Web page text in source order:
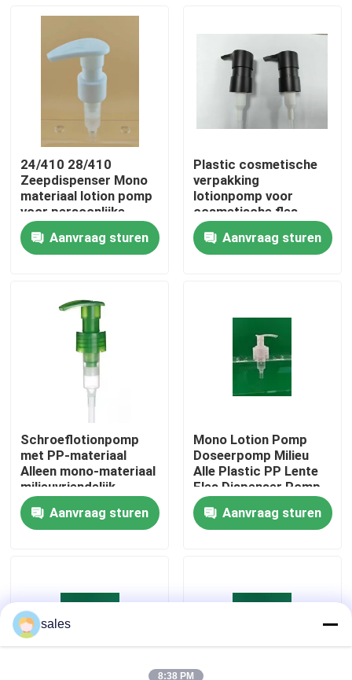
Thuis
Fabriekstocht
Kwaliteitscontrole
Neem contact met ons op
Nieuws
De Spuitbus van de parfumpomp
De spuitbus van de trekkerpomp
24/410 28/410
Zeepdispenser Mono
materiaal lotion pomp
voor persoonlijke
verzorging
Aanvraag sturen
Plastic cosmetische
verpakking
lotionpomp voor
cosmetische fles
Aanvraag sturen
Schroeflotionpomp
met PP-materiaal
Alleen mono-materiaal
milieuvriendelijk
Aanvraag sturen
Mono Lotion Pomp
Doseerpomp Milieu
Alle Plastic PP Lente
Fles Dispenser Pomp
Aanvraag sturen
sales
8:38 PM